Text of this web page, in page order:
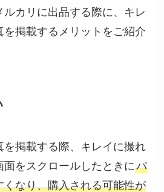
カリに出品する際に、キレ
を掲載するメリットをご紹介
を掲載する際、キレイに撮れ
面をスクロールしたときにパ
くなり、購入される可能性が